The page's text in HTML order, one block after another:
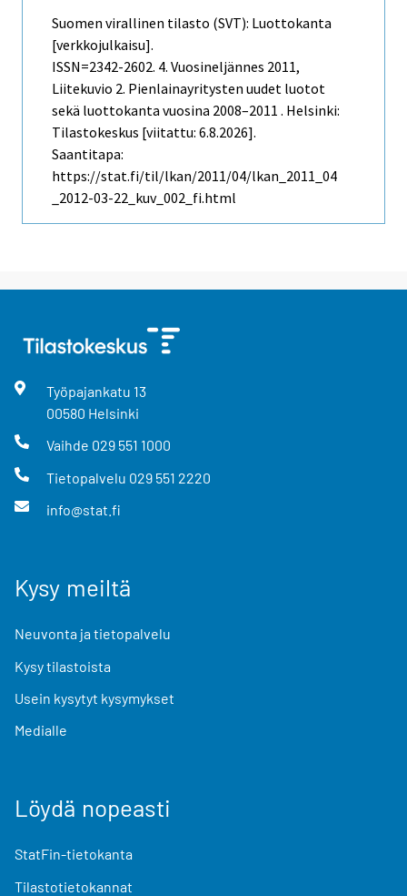
Suomen virallinen tilasto (SVT): Luottokanta
[verkkojulkaisu].
ISSN=2342-2602. 4. Vuosineljännes 2011,
Liitekuvio 2. Pienlainayritysten uudet luotot
sekä luottokanta vuosina 2008–2011 . Helsinki:
Tilastokeskus [viitattu: 6.8.2026].
Saantitapa:
https://stat.fi/til/lkan/2011/04/lkan_2011_04
_2012-03-22_kuv_002_fi.html
Työpajankatu 13
00580 Helsinki
Vaihde 029 551 1000
Tietopalvelu 029 551 2220
info@stat.fi
Kysy meiltä
Neuvonta ja tietopalvelu
Kysy tilastoista
Usein kysytyt kysymykset
Medialle
Löydä nopeasti
StatFin-tietokanta
Tilastotietokannat